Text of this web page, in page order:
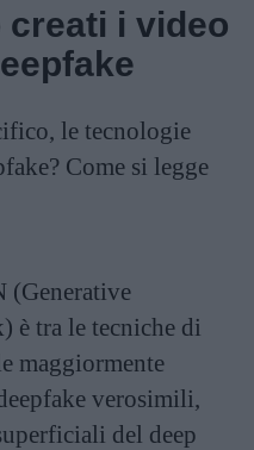
creati i video
le tecnologie
Come si legge
(Generative
è tra le tecniche di
maggiormente
verosimili,
del deep